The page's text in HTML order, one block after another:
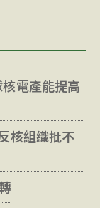
電產能提高
核組織批不